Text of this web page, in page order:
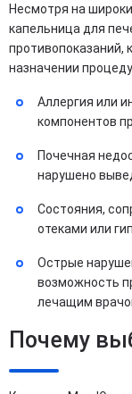
Несмотря на
капельница для
противопоказаний,
назначении
Аллергия или
компонентов
Почечная
нарушено
Состояния,
отеками или
Острые
возможность
лечащим
Почему